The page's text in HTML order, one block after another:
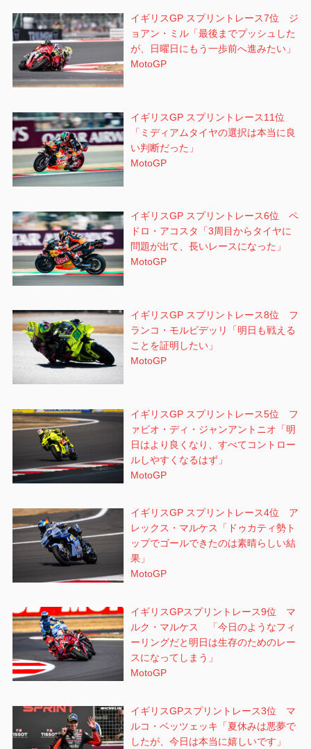
イギリスGP スプリントレース7位 ジ
ョアン・ミル「最後までプッシュした
が、日曜日にもう一歩前へ進みたい」
MotoGP
イギリスGP スプリントレース11位
「ミディアムタイヤの選択は本当に良
い判断だった」
MotoGP
イギリスGP スプリントレース6位 ペ
ドロ・アコスタ「3周目からタイヤに
問題が出て、長いレースになった」
MotoGP
イギリスGP スプリントレース8位 フ
ランコ・モルビデッリ「明日も戦える
ことを証明したい」
MotoGP
イギリスGP スプリントレース5位 フ
ァビオ・ディ・ジャンアントニオ「明
日はより良くなり、すべてコントロー
ルしやすくなるはず」
MotoGP
イギリスGP スプリントレース4位 ア
レックス・マルケス「ドゥカティ勢ト
ップでゴールできたのは素晴らしい結
果」
MotoGP
イギリスGPスプリントレース9位 マ
ルク・マルケス 「今日のようなフィ
ーリングだと明日は生存のためのレー
スになってしまう」
MotoGP
イギリスGPスプリントレース3位 マ
ルコ・ベッツェッキ「夏休みは悪夢で
したが、今日は本当に嬉しいです」